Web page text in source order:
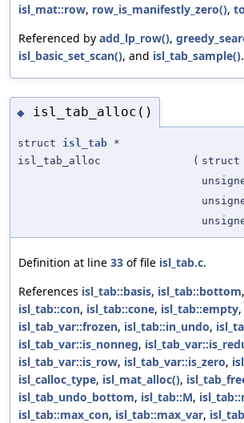
isl_mat::row, row_is_manifestly_zero(),
Referenced by add_lp_row(),
isl_basic_set_scan(), and isl_tab_sample().
◆ isl_tab_alloc()
struct isl_tab *
isl_tab_alloc
( struct
Definition at line 33 of file isl_tab.c.
References isl_tab::basis, isl_tab::bottom,
isl_tab::con, isl_tab::cone, isl_tab::empty,
isl_tab_var::frozen, isl_tab::in_undo,
isl_tab_var::is_nonneg,
isl_tab_var::is_row, isl_tab_var::is_zero,
isl_calloc_type, isl_mat_alloc(),
isl_tab_undo_bottom, isl_tab::M,
isl_tab::max_con, isl_tab::max_var,